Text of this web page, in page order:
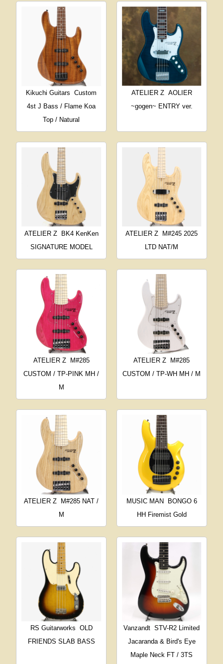
Kikuchi Guitars
Custom
4st J Bass / Flame Koa
Top / Natural
ATELIER Z AOLIER
~gogen~ ENTRY ver.
ATELIER Z
BK4 KenKen
SIGNATURE MODEL
ATELIER Z M#245 2025
LTD NAT/M
ATELIER Z
M#285
CUSTOM / TP-PINK MH /
M
ATELIER Z
M#285
CUSTOM / TP-WH MH / M
ATELIER Z
M#285 NAT /
M
MUSIC MAN
BONGO 6
HH Firemist Gold
RS Guitarworks OLD
FRIENDS SLAB BASS
Vanzandt STV-R2 Limited
Jacaranda & Bird's Eye
Maple Neck FT / 3TS